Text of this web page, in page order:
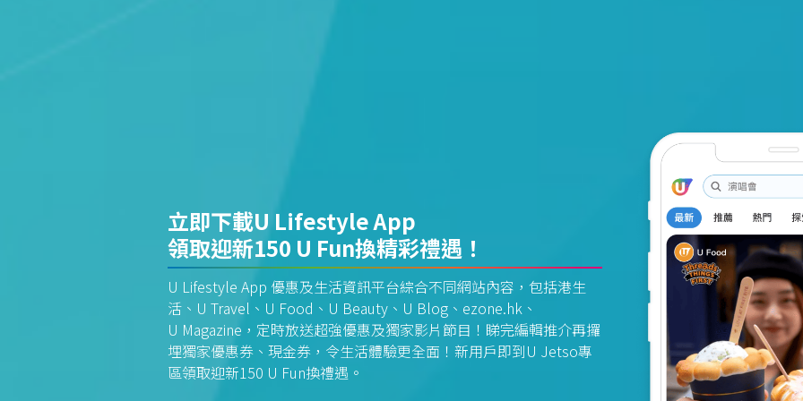
立即下載U Lifestyle App
領取迎新150 U Fun換精彩禮遇！
U Lifestyle App 優惠及生活資訊平台綜合不同網站內容，包括港生
活、U Travel、U Food、U Beauty、U Blog、ezone.hk、
U Magazine，定時放送超強優惠及獨家影片節目！睇完編輯推介再攞
埋獨家優惠券、現金券，令生活體驗更全面！新用戶即到U Jetso專
區領取迎新150 U Fun換禮遇。